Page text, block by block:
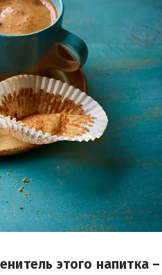
этого напитка –